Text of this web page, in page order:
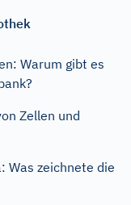
Warum gibt es
Zellen und
Was zeichnete die